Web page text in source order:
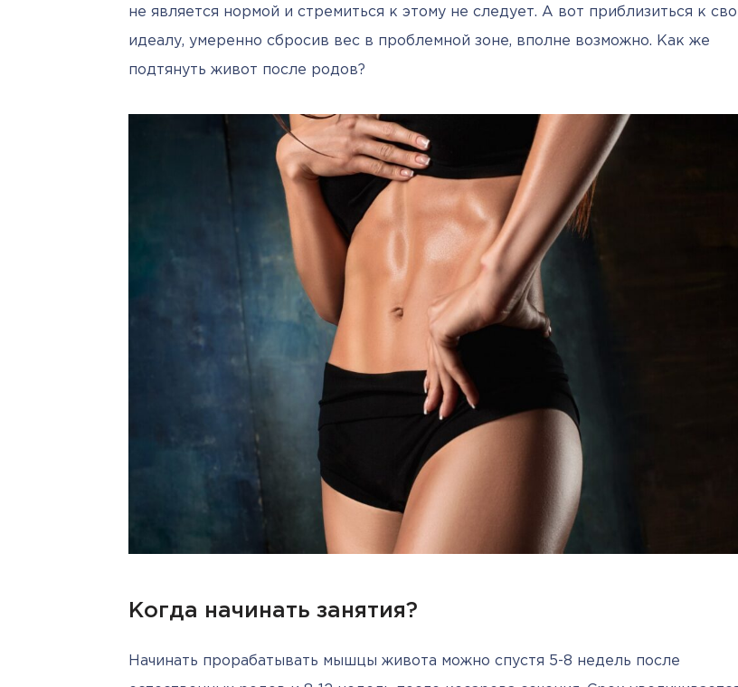
не является нормой и стремиться к этому не следует. А вот приблизиться к
идеалу, умеренно сбросив вес в проблемной зоне, вполне возможно. Как же
подтянуть живот после родов?
Когда начинать занятия?
Начинать прорабатывать мышцы живота можно спустя 5-8 недель после